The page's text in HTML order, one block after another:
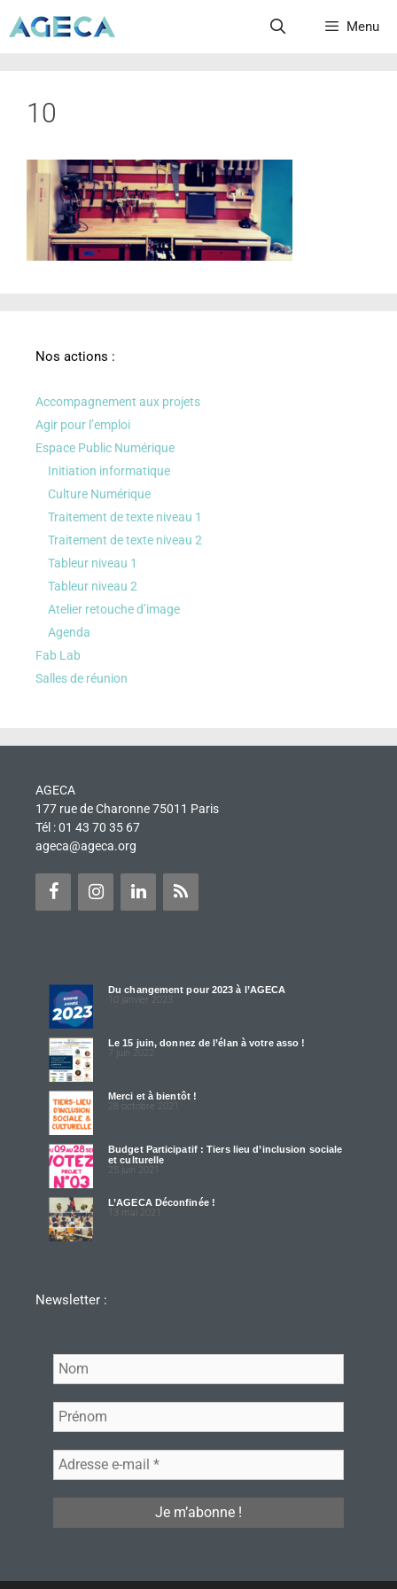
Menu
10
Nos actions :
Accompagnement aux projets
Agir pour l’emploi
Espace Public Numérique
Initiation informatique
Culture Numérique
Traitement de texte niveau 1
Traitement de texte niveau 2
Tableur niveau 1
Tableur niveau 2
Atelier retouche d’image
Agenda
Fab Lab
Salles de réunion
AGECA
177 rue de Charonne 75011 Paris
Tél : 01 43 70 35 67
ageca@ageca.org
Du changement pour 2023 à l’AGECA
10 janvier 2023
Le 15 juin, donnez de l’élan à votre asso !
7 juin 2022
Merci et à bientôt !
28 octobre 2021
Budget Participatif : Tiers lieu d’inclusion sociale
et culturelle
25 juin 2021
L’AGECA Déconfinée !
13 mai 2021
Newsletter :